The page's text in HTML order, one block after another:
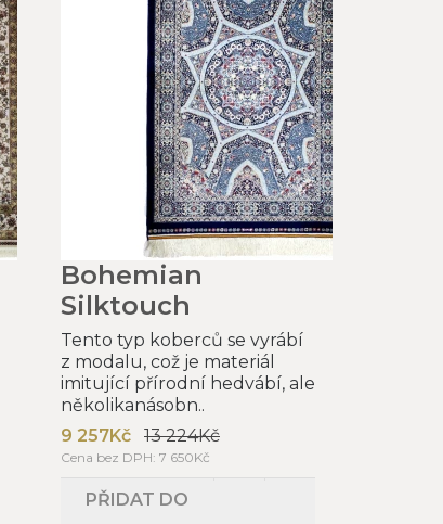
Bohemian
Silktouch
Tento typ koberců se vyrábí
z modalu, což je materiál
imitující přírodní hedvábí, ale
několikanásobn..
9 257Kč
13 224Kč
Cena bez DPH: 7 650Kč
PŘIDAT DO